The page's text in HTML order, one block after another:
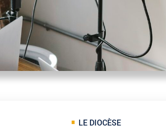
LE DIOCÈSE